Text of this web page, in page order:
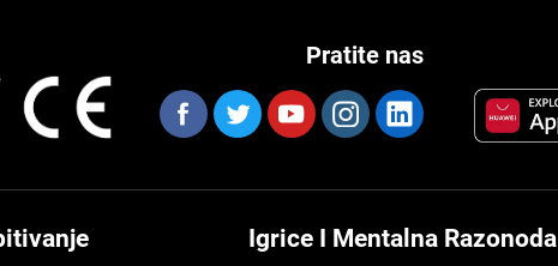
Pratite nas
Igrice I Mentalna Razonoda